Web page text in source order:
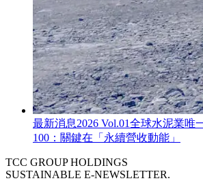
最新消息2026 Vol.01全球水泥業唯
100：關鍵在「永續營收動能」
TCC GROUP HOLDINGS
SUSTAINABLE E-NEWSLETTER.